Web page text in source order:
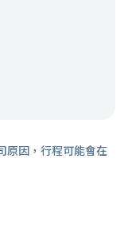
原因，行程可能會在